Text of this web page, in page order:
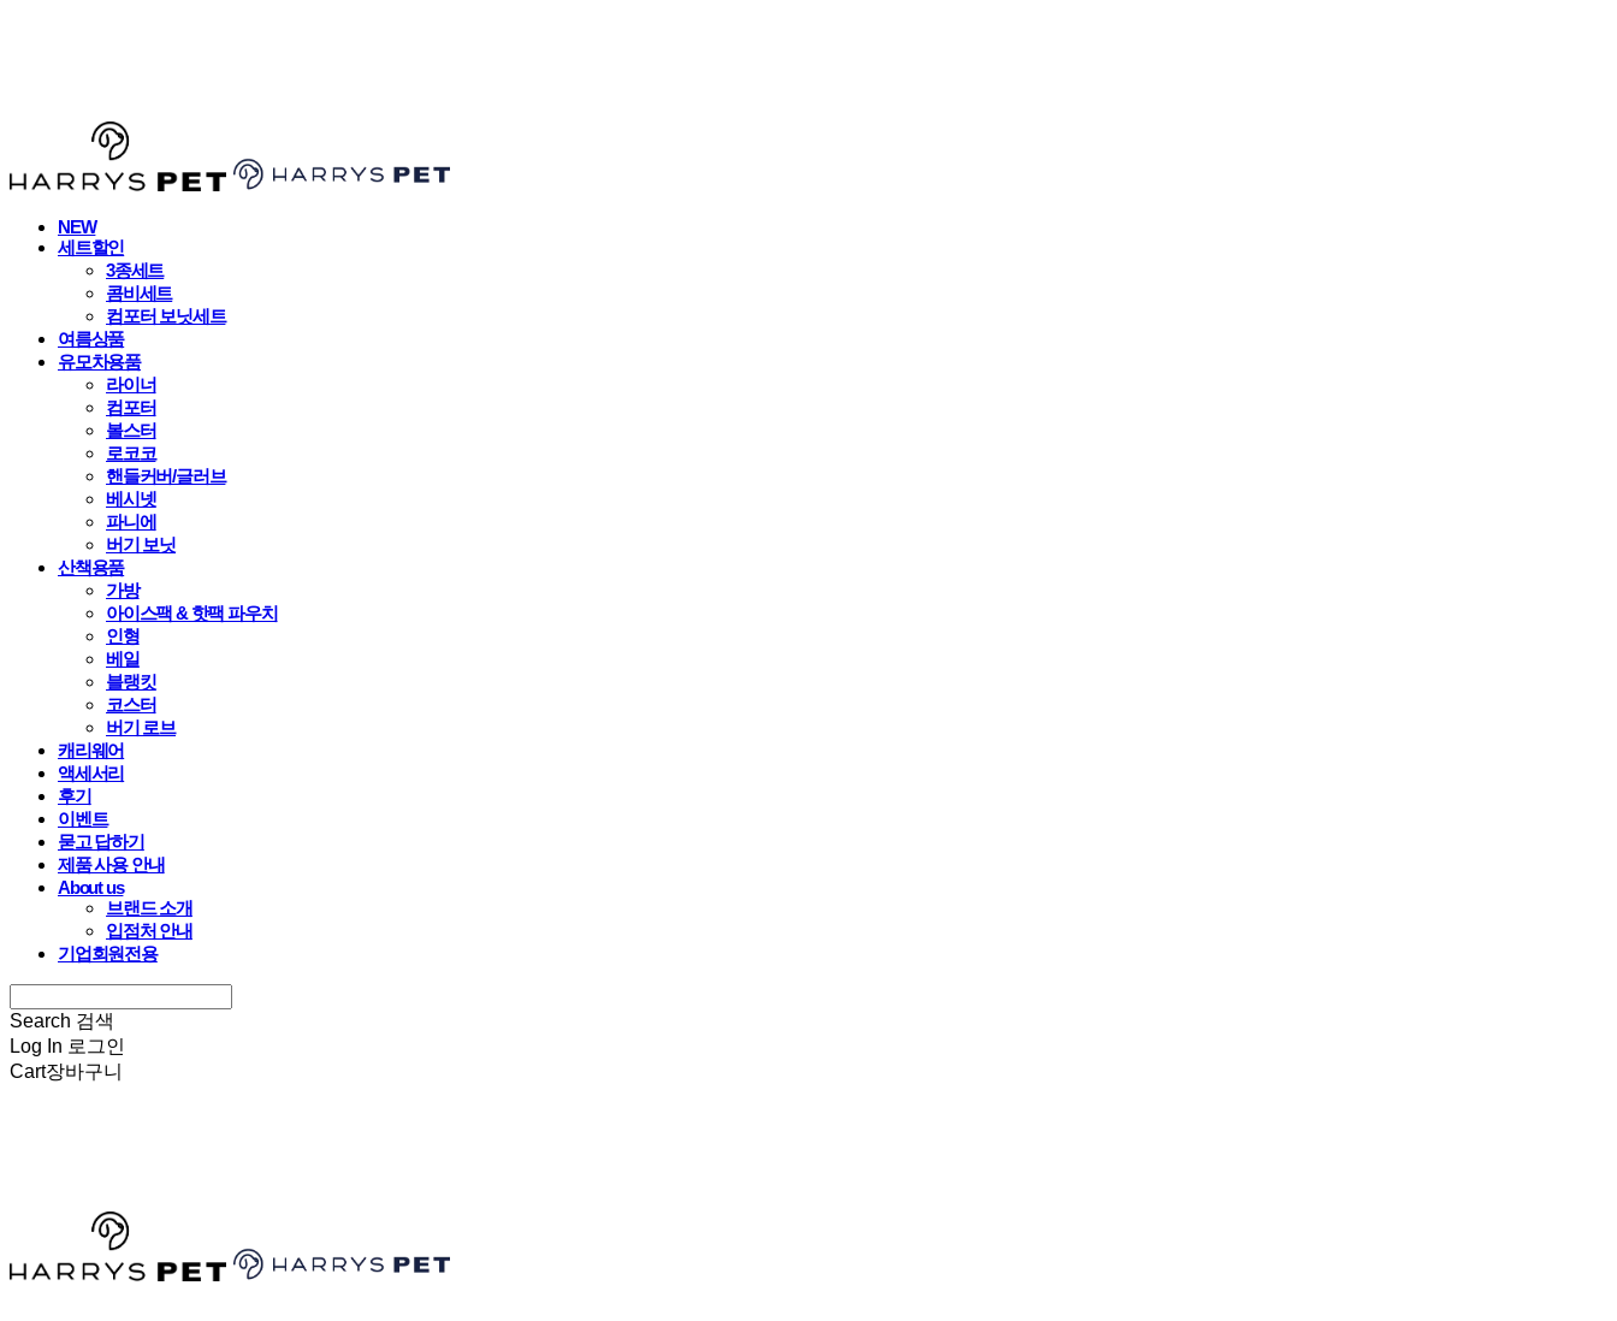
NEW
세트할인
3종세트
콤비세트
컴포터 보닛세트
여름상품
유모차용품
라이너
컴포터
볼스터
로코코
핸들커버/글러브
베시넷
파니에
버기 보닛
산책용품
가방
아이스팩 & 핫팩 파우치
인형
베일
블랭킷
코스터
버기 로브
캐리웨어
액세서리
후기
이벤트
묻고 답하기
제품 사용 안내
About us
브랜드 소개
입점처 안내
기업회원전용
Search 검색
Log In 로그인
Cart장바구니